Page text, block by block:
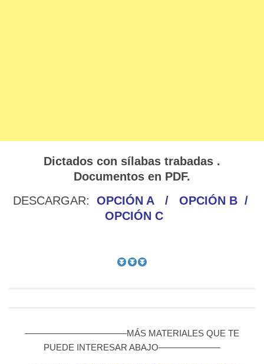
Dictados con sílabas trabadas .
Documentos en PDF.
DESCARGAR: OPCIÓN A/ OPCIÓN B/
OPCIÓN C
———————————–MÁS MATERIALES QUE TE
PUEDE INTERESAR ABAJO———————